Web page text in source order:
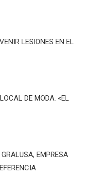
LESIONES EN EL
DE MODA. «EL
EMPRESA